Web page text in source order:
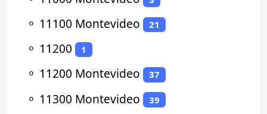
⚬ 11100 Montevideo 21
⚬ 11200 1
⚬ 11200 Montevideo 37
⚬ 11300 Montevideo 39